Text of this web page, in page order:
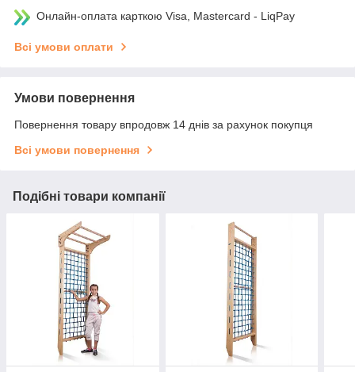
Онлайн-оплата карткою Visa, Mastercard - LiqPay
Всі умови оплати
Умови повернення
Повернення товару впродовж 14 днів за рахунок покупця
Всі умови повернення
Подібні товари компанії